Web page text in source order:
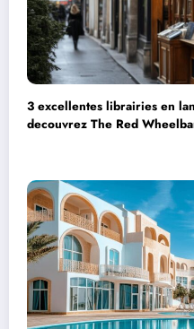
3 excellentes librairies en
decouvrez The Red